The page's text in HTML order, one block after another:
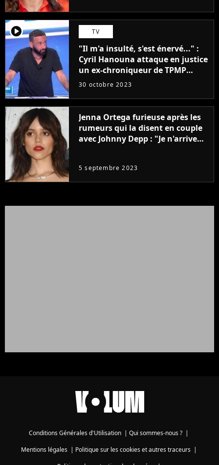
player2 TV
"Il m'a insulté, s'est énervé..." :
Cyril Hanouna attaque en justice
un ex-chroniqueur de TPMP
après de graves accusations
30 octobre 2023
Jenna Ortega furieuse après les
rumeurs qui la disent en couple
avec Johnny Depp : "Je n'arrive
5 septembre 2023
Conditions Générales d'Utilisation Qui sommes-nous ?
Mentions légales| Politique sur les cookies et autres traceurs|